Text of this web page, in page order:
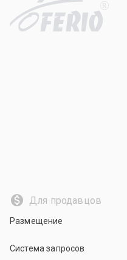
R
Для продавцов
Размещение
Система запросов